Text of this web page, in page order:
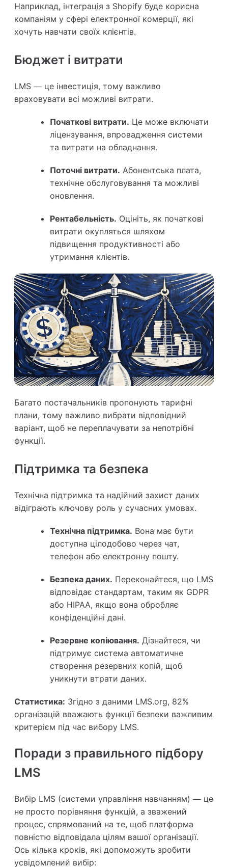
Наприклад, інтеграція з Shopify буде корисна
компаніям у сфері електронної комерції, які
хочуть навчати своїх клієнтів.
Бюджет і витрати
LMS — це інвестиція, тому важливо
враховувати всі можливі витрати.
Початкові витрати. Це може включати
ліцензування, впровадження системи
та витрати на обладнання.
Поточні витрати. Абонентська плата,
технічне обслуговування та можливі
оновлення.
Рентабельність. Оцініть, як початкові
витрати окупляться шляхом
підвищення продуктивності або
утримання клієнтів.
Багато постачальників пропонують тарифні
плани, тому важливо вибрати відповідний
варіант, щоб не переплачувати за непотрібні
функції.
Підтримка та безпека
Технічна підтримка та надійний захист даних
відіграють ключову роль у сучасних умовах.
Технічна підтримка. Вона має бути
доступна цілодобово через чат,
телефон або електронну пошту.
Безпека даних. Переконайтеся, що LMS
відповідає стандартам, таким як GDPR
або HIPAA, якщо вона обробляє
конфіденційні дані.
Резервне копіювання. Дізнайтеся, чи
підтримує система автоматичне
створення резервних копій, щоб
уникнути втрати даних.
Статистика: Згідно з даними LMS.org, 82%
організацій вважають функції безпеки важливим
критерієм під час вибору LMS.
Поради з правильного підбору
LMS
Вибір LMS (системи управління навчанням) — це
не просто порівняння функцій, а зважений
процес, спрямований на те, щоб платформа
повністю відповідала цілям вашої організації.
Ось кілька кроків, які допоможуть зробити
усвідомлений вибір: